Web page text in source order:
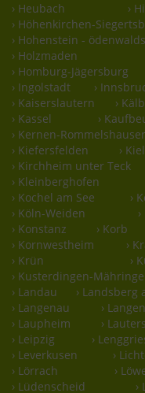
› Heubach
›
› Höhenkirchen-
› Hohenstein -
› Holzmaden
› Homburg-Jägersburg
› Ingolstadt
›
› Kaiserslautern
›
› Kassel
›
› Kernen-
› Kiefersfelden
› Kiel
› Kirchheim unter Teck
› Kleinberghofen
› Kochel am See
›
› Köln-Weiden
› Konstanz
› Korb
› Kornwestheim
›
› Krün
›
› Kusterdingen-
› Landau
› Landsberg
› Langenau
›
› Laupheim
›
› Leipzig
›
› Leverkusen
›
› Lörrach
›
› Lüdenscheid
›